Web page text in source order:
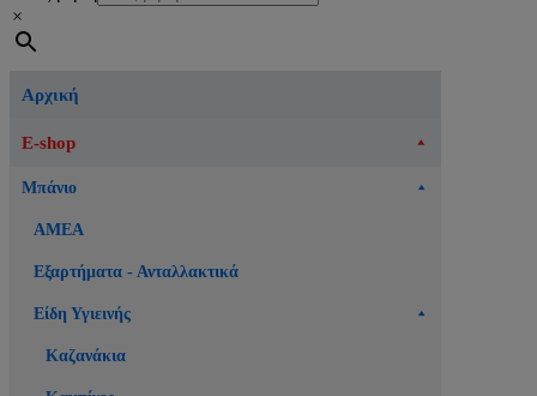
×
Αρχική
E-shop
Μπάνιο
ΑΜΕΑ
Εξαρτήματα - Ανταλλακτικά
Είδη Υγιεινής
Καζανάκια